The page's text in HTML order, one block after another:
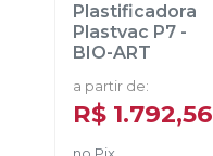
Plastificadora
Plastvac P7 -
BIO-ART
a partir de:
R$ 1.792,56